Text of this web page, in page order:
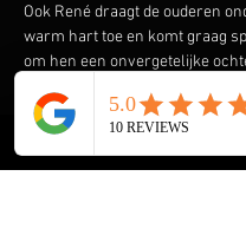
Ook René draagt de ouderen
warm hart toe en komt graag
om hen een onvergetelijke
MEEZING SHOW+
vervlogen tijden.  Liedjes van
Wim Sonneveld, Ja Zuster Nee